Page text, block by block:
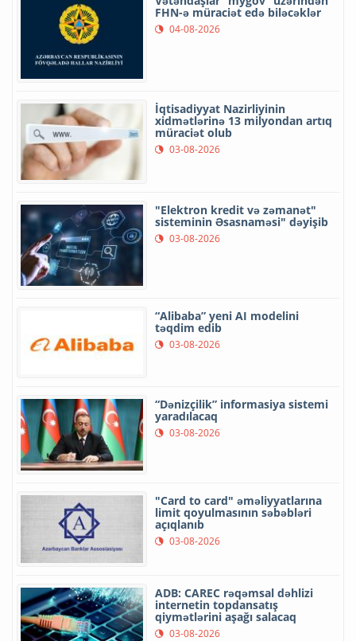
FHN-ə müraciət edə biləcəklər
04-08-2026
İqtisadiyyat Nazirliyinin
xidmətlərinə 13 milyondan artıq
müraciət olub
03-08-2026
"Elektron kredit və zəmanət"
sisteminin Əsasnaməsi" dəyişib
03-08-2026
“Alibaba” yeni AI modelini
təqdim edib
03-08-2026
“Dənizçilik” informasiya sistemi
yaradılacaq
03-08-2026
"Card to card" əməliyyatlarına
limit qoyulmasının səbəbləri
açıqlanıb
03-08-2026
ADB: CAREC rəqəmsal dəhlizi
internetin topdansatış
qiymətlərini aşağı salacaq
03-08-2026